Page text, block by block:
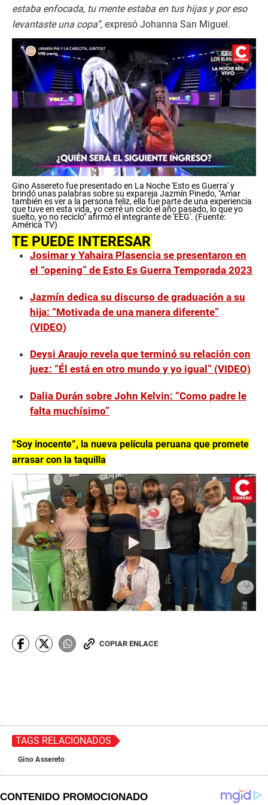
estaba enfocada, tu mente estaba en tus hijas y por eso
levantaste una copa”, expresó Johanna San Miguel.
o
f
4
m
i
n
u
Gino Assereto fue presentado en La Noche 'Esto es Guerra' y
brindó unas palabras sobre su expareja Jazmín Pinedo, "Amar
también es ver a la persona feliz, ella fue parte de una experiencia
que tuve en esta vida, yo cerré un ciclo el año pasado, lo que yo
suelto, yo no reciclo" afirmó el integrante de 'EEG'. (Fuente:
América TV)
TE PUEDE INTERESAR
Josimar y Yahaira Plasencia se presentaron en
el “opening” de Esto Es Guerra Temporada 2023
Jazmín dedica su discurso de graduación a su
hija: “Motivada de una manera diferente”
(VIDEO)
Deysi Araujo revela que terminó su relación con
juez: “Él está en otro mundo y yo igual” (VIDEO)
Dalia Durán sobre John Kelvin: “Como padre le
falta muchísimo”
“Soy inocente”, la nueva película peruana que promete
arrasar con la taquilla
COPIAR ENLACE
TAGS RELACIONADOS
Gino Assereto